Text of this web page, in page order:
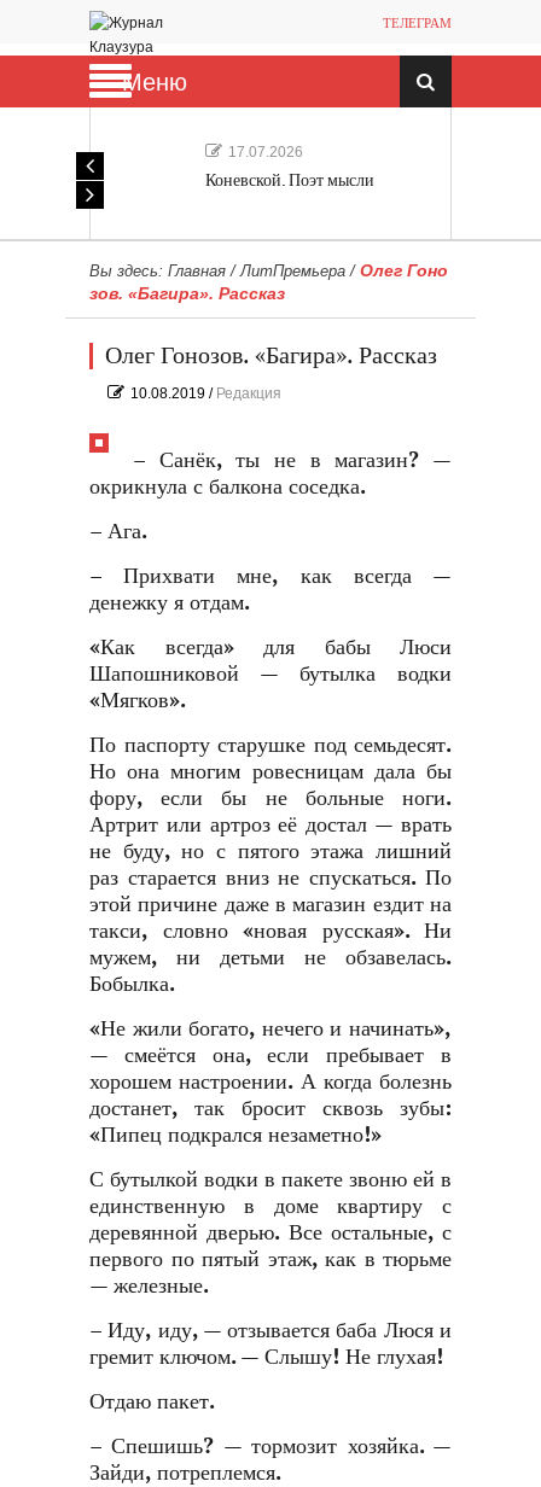
ТЕЛЕГРАМ
Меню
17.07.2026
Коневской. Поэт мысли
Вы здесь: Главная /ЛитПремьера / Олег Гоно
зов. «Багира». Рассказ
Олег Гонозов. «Багира». Рассказ
10.08.2019 / Редакция
– Санёк, ты не в магазин? —
окрикнула с балкона соседка.
– Ага.
– Прихвати мне, как всегда —
денежку я отдам.
«Как всегда» для бабы Люси
Шапошниковой — бутылка водки
«Мягков».
По паспорту старушке под семьдесят.
Но она многим ровесницам дала бы
фору, если бы не больные ноги.
Артрит или артроз её достал — врать
не буду, но с пятого этажа лишний
раз старается вниз не спускаться. По
этой причине даже в магазин ездит на
такси, словно «новая русская». Ни
мужем, ни детьми не обзавелась.
Бобылка.
«Не жили богато, нечего и начинать»,
— смеётся она, если пребывает в
хорошем настроении. А когда болезнь
достанет, так бросит сквозь зубы:
«Пипец подкрался незаметно!»
С бутылкой водки в пакете звоню ей в
единственную в доме квартиру с
деревянной дверью. Все остальные, с
первого по пятый этаж, как в тюрьме
— железные.
– Иду, иду, — отзывается баба Люся и
гремит ключом. — Слышу! Не глухая!
Отдаю пакет.
– Спешишь? — тормозит хозяйка. —
Зайди, потреплемся.